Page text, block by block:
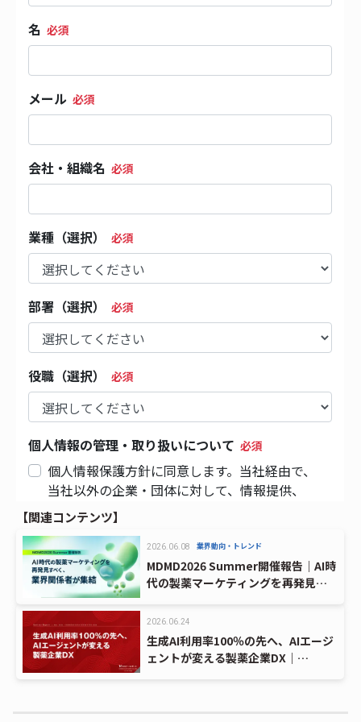
【関連コンテンツ】
2026.06.08 業界動向・トレンド
MDMD2026 Summer開催報告｜AI時
代の製薬マーケティングを再発見す
2026.06.24
生成AI利用率100％の先へ、AIエージ
ェントが変える製薬企業DX｜